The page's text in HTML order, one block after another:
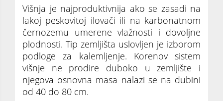
Višnja je najproduktivnija ako se zasadi na
lakoj peskovitoj ilovači ili na karbonatnom
černozemu umerene vlažnosti i dovoljne
plodnosti. Tip zemljišta uslovljen je izborom
podloge za kalemljenje. Korenov sistem
višnje ne prodire duboko u zemljište i
njegova osnovna masa nalazi se na dubini
od 40 do 80 cm.